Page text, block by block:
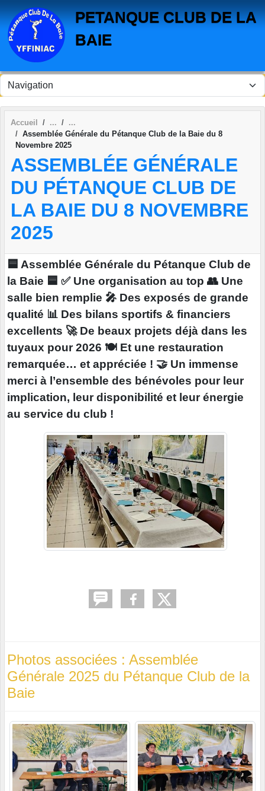
PETANQUE CLUB DE LA
BAIE
Accueil
Assemblée Générale du Pétanque Club de la Baie du 8
Novembre 2025
ASSEMBLÉE GÉNÉRALE
DU PÉTANQUE CLUB DE
LA BAIE DU 8 NOVEMBRE
2025
🟦 Assemblée Générale du Pétanque Club de
la Baie 🟦 ✅ Une organisation au top 👥 Une
salle bien remplie 🎤 Des exposés de grande
qualité 📊 Des bilans sportifs & financiers
excellents 🚀 De beaux projets déjà dans les
tuyaux pour 2026 🍽️ Et une restauration
remarquée… et appréciée ! 🤝 Un immense
merci à l’ensemble des bénévoles pour leur
implication, leur disponibilité et leur énergie
au service du club !
Photos associées : Assemblée
Générale 2025 du Pétanque Club de la
Baie
Panneau de gestion des cookies